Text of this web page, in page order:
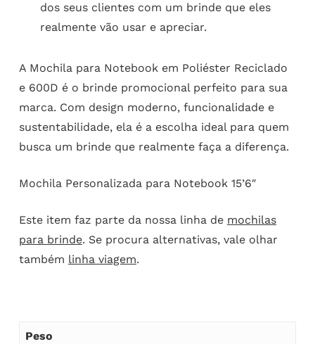
dos seus clientes com um brinde que eles
realmente vão usar e apreciar.
A Mochila para Notebook em Poliéster Reciclado
e 600D é o brinde promocional perfeito para sua
marca. Com design moderno, funcionalidade e
sustentabilidade, ela é a escolha ideal para quem
busca um brinde que realmente faça a diferença.
Mochila Personalizada para Notebook 15’6″
Este item faz parte da nossa linha de mochilas
para brinde. Se procura alternativas, vale olhar
também linha viagem.
Peso